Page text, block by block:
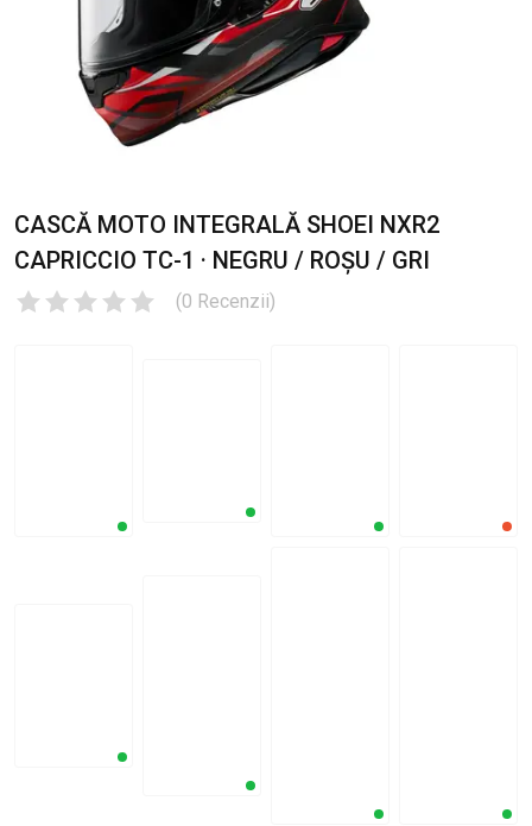
CASCĂ MOTO INTEGRALĂ SHOEI NXR2
CAPRICCIO TC-1 · NEGRU / ROȘU / GRI
(0 Recenzii)